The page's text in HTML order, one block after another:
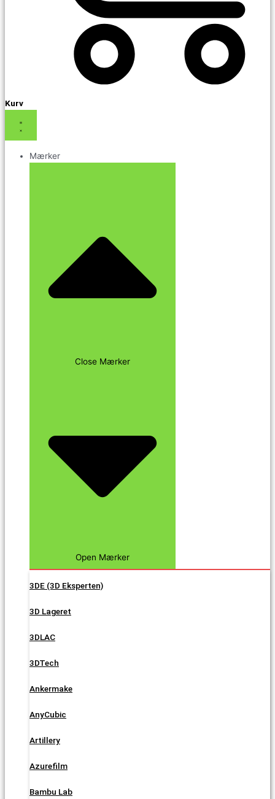
Kurv
Mærker
Close Mærker
Open Mærker
3DE (3D Eksperten)
3D Lageret
3DLAC
3DTech
Ankermake
AnyCubic
Artillery
Azurefilm
Bambu Lab